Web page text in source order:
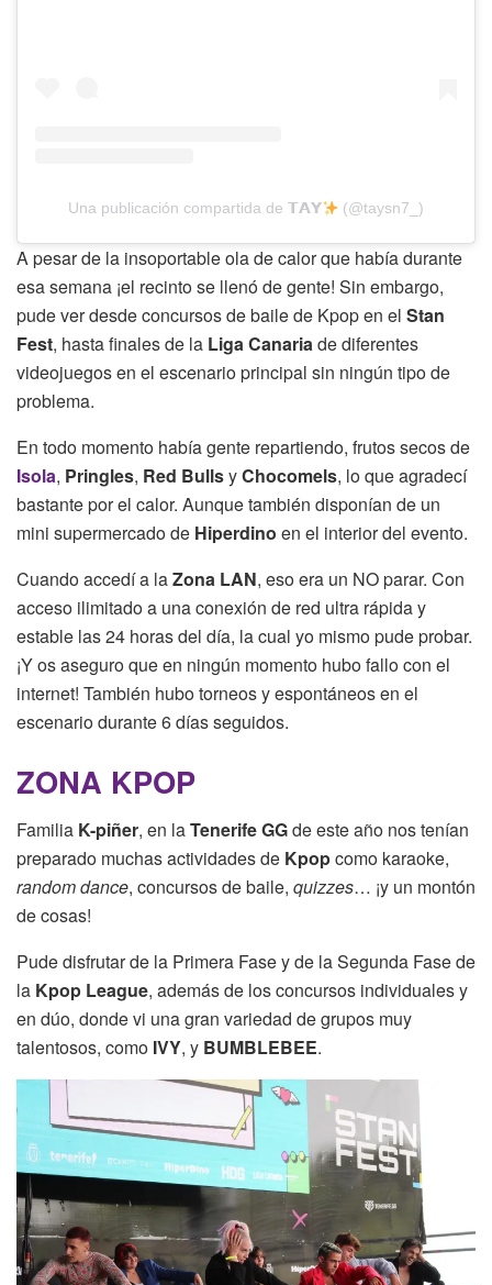
Una publicación compartida de 𝗧𝗔𝗬 (@taysn7_)
A pesar de la insoportable ola de calor que había durante
esa semana ¡el recinto se llenó de gente! Sin embargo,
pude ver desde concursos de baile de Kpop en el Stan
Fest, hasta finales de la Liga Canariade diferentes
videojuegos en el escenario principal sin ningún tipo de
problema.
En todo momento había gente repartiendo, frutos secos de
Isola, Pringles, Red BullsyChocomels, lo que agradecí
bastante por el calor. Aunque también disponían de un
mini supermercado de Hiperdino en el interior del evento.
Cuando accedí a laZona LAN, eso era un NO parar. Con
acceso ilimitado a una conexión de red ultra rápida y
estable las 24 horas del día, la cual yo mismo pude probar.
¡Y os aseguro que en ningún momento hubo fallo con el
internet! También hubo torneos y espontáneos en el
escenario durante 6 días seguidos.
ZONA KPOP
Familia K-piñer, en laTenerife GGde este año nos tenían
preparado muchas actividades de Kpopcomo karaoke,
random dance, concursos de baile, quizzes… ¡y un montón
de cosas!
Pude disfrutar de la Primera Fase y de la Segunda Fase de
la Kpop League, además de los concursos individuales y
en dúo, donde vi una gran variedad de grupos muy
talentosos, como IVY, y BUMBLEBEE.